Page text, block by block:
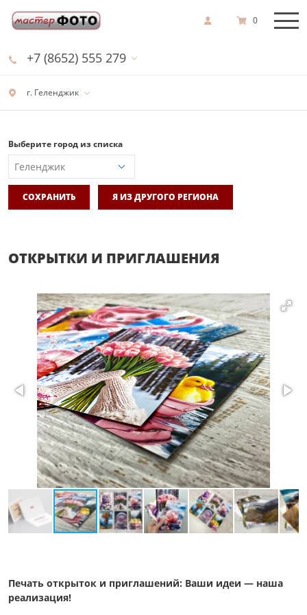
г. Геленджик
+7 (8652) 555 279
0
Выберите город из списка
СОХРАНИТЬ Я ИЗ ДРУГОГО РЕГИОНА
ОТКРЫТКИ И ПРИГЛАШЕНИЯ
Печать открыток и приглашений: Ваши идеи — наша
реализация!